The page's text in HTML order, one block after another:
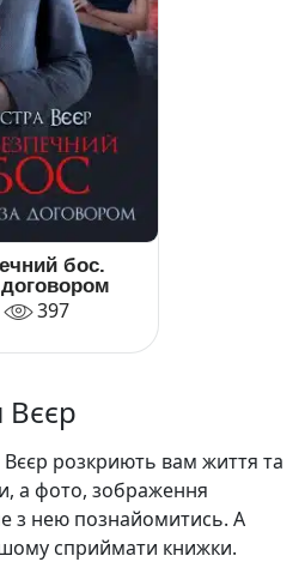
бос.
397
Вєєр
Вєєр розкриють вам життя та
а фото, зображення
з нею познайомитись. А
сприймати книжки.